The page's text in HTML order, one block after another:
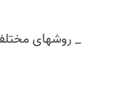
_ روش­های